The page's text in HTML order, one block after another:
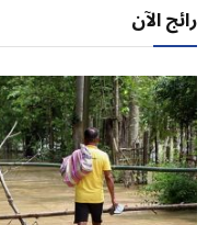
رائج الآن